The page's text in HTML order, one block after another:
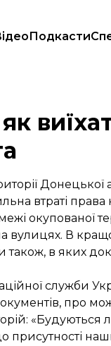
Подкасти
Донецької
втраті
окупованої
вулицях. В
в яких
служби
про
«Будуються